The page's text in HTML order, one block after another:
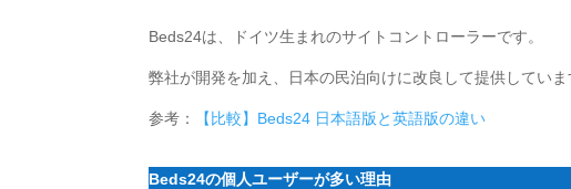
Beds24は、ドイツ生まれのサイトコントローラーです。
弊社が開発を加え、日本の民泊向けに改良して提供していま
参考： 【比較】Beds24 日本語版と英語版の違い
Beds24の個人ユーザーが多い理由